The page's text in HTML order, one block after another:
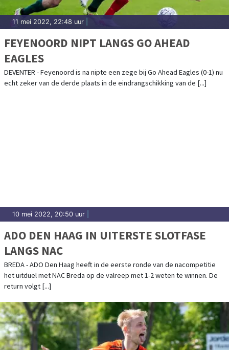
11 mei 2022, 22:48 uur
FEYENOORD NIPT LANGS GO AHEAD
EAGLES
DEVENTER - Feyenoord is na nipte een zege bij Go Ahead Eagles (0-1) nu
echt zeker van de derde plaats in de eindrangschikking van de [...]
10 mei 2022, 20:50 uur
ADO DEN HAAG IN UITERSTE SLOTFASE
LANGS NAC
BREDA - ADO Den Haag heeft in de eerste ronde van de nacompetitie
het uitduel met NAC Breda op de valreep met 1-2 weten te winnen. De
return volgt [...]